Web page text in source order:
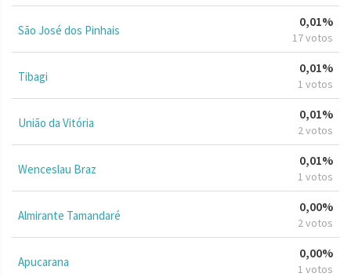
São José dos Pinhais
0,01%
17 votos
Tibagi
0,01%
1 votos
União da Vitória
0,01%
2 votos
Wenceslau Braz
0,01%
1 votos
Almirante Tamandaré
0,00%
2 votos
Apucarana
0,00%
1 votos